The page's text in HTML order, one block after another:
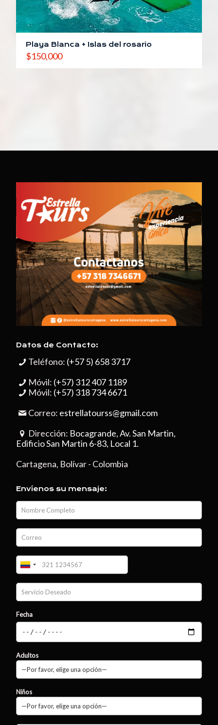
Playa Blanca + Islas del rosario
$150,000
Datos de Contacto:
Teléfono: (+57 5) 658 3717
Móvil: (+57) 312 407 1189
Móvil: (+57) 318 734 6671
Correo: estrellatourss@gmail.com
Dirección: Bocagrande, Av. San Martin,
Edificio San Martin 6-83, Local 1.
Cartagena, Bolívar - Colombia
Envíenos su mensaje:
Fecha
Adultos
Niños